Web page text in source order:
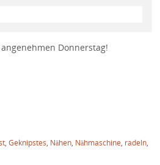
Donnerstag!
, Geknipstes, Nähen, Nähmaschine, radeln,